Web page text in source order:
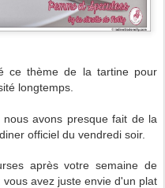
ce thème de la tartine pour
longtemps.
avons presque fait de la
officiel du vendredi soir.
après votre semaine de
avez juste envie d'un plat